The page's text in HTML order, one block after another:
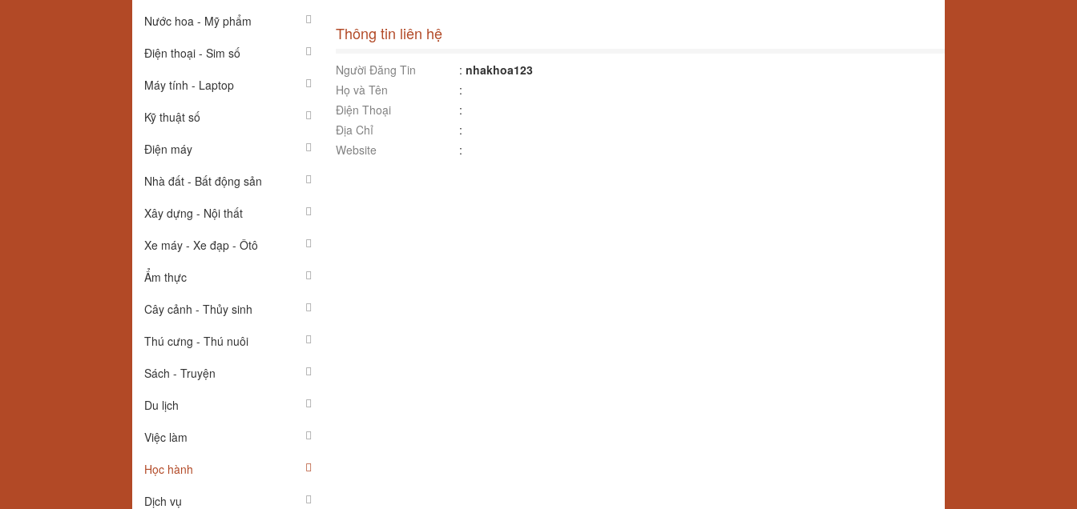
Nước hoa - Mỹ phẩm
Điện thoại - Sim số
Máy tính - Laptop
Kỹ thuật số
Điện máy
Nhà đất - Bất động sản
Xây dựng - Nội thất
Xe máy - Xe đạp - Ôtô
Ẩm thực
Cây cảnh - Thủy sinh
Thú cưng - Thú nuôi
Sách - Truyện
Du lịch
Việc làm
Học hành
Dịch vụ
Thông tin liên hệ
Người Đăng Tin : nhakhoa123
Họ và Tên
:
Điện Thoại
:
Địa Chỉ
:
Website
: